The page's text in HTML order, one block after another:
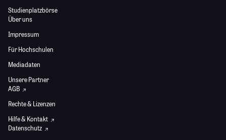
Studienplatzbörse
Über uns
Impressum
Für Hochschulen
Mediadaten
Unsere Partner
AGB
Rechte & Lizenzen
Hilfe & Kontakt
Datenschutz